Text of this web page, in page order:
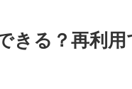
る？再利用